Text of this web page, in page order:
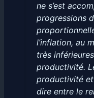
ne s’est
progressions
l’inflation, au
très
productivité.
productivité et
dire entre le